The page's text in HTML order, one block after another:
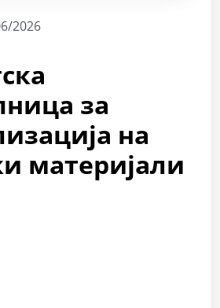
2026
за
на
материјали